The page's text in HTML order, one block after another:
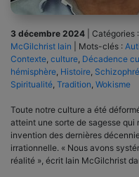
3 décembre 2024 Catégories :
McGilchrist Iain
Mots-clés :
Contexte, culture, Décadence
hémisphère, Histoire,
Spiritualité, Tradition, Wokisme
Toute notre culture a été
atteint une sorte de sagesse qui
invention des dernières
irrationnelle. « Nous avons
réalité », écrit Iain McGilchrist